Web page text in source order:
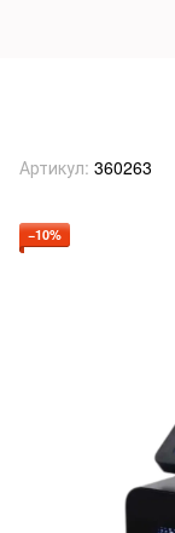
Артикул: 360263
−10%